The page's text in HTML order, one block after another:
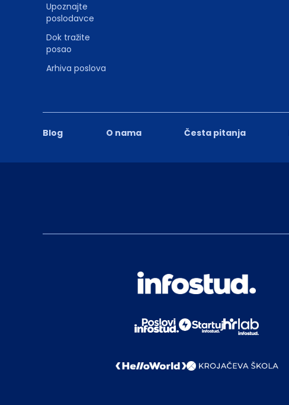
Blog O nama Česta pitanja
Upoznajte
poslodavce
Dok tražite
posao
Arhiva poslova